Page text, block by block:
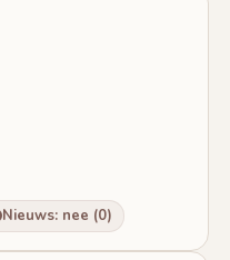
Nieuws: nee (0)